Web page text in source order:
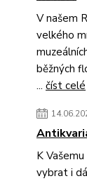
V našem
velkého
běžných
... číst celé
K
vybrat i